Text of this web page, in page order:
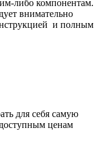
либо компонентам.
внимательно
и полным
для себя самую
ценам